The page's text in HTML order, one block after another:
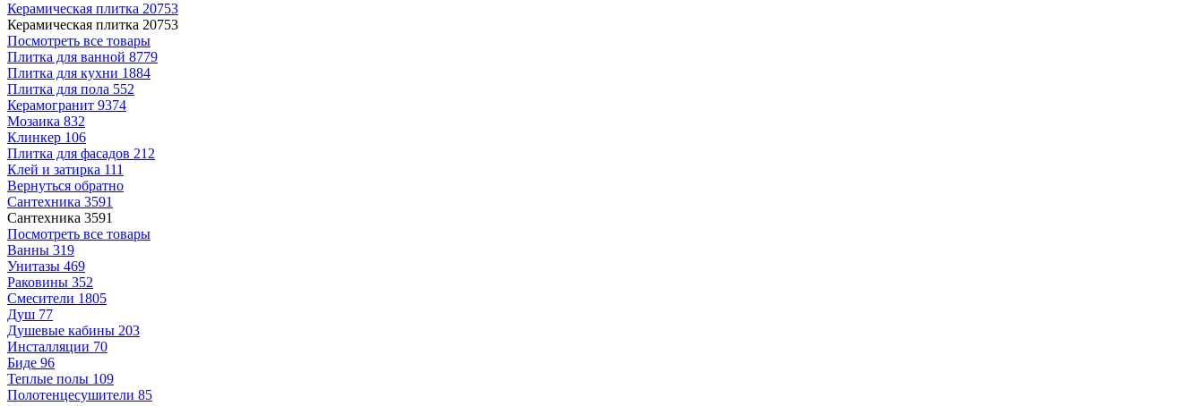
Керамическая плитка 20753
Керамическая плитка 20753
Посмотреть все товары
Плитка для ванной 8779
Плитка для кухни 1884
Плитка для пола 552
Керамогранит 9374
Мозаика 832
Клинкер 106
Плитка для фасадов 212
Клей и затирка 111
Вернуться обратно
Сантехника 3591
Сантехника 3591
Посмотреть все товары
Ванны 319
Унитазы 469
Раковины 352
Смесители 1805
Душ 77
Душевые кабины 203
Инсталляции 70
Биде 96
Теплые полы 109
Полотенцесушители 85